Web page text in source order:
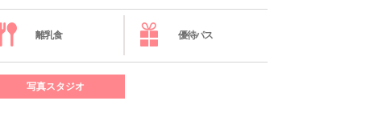
離乳食 優待パス
写真スタジオ